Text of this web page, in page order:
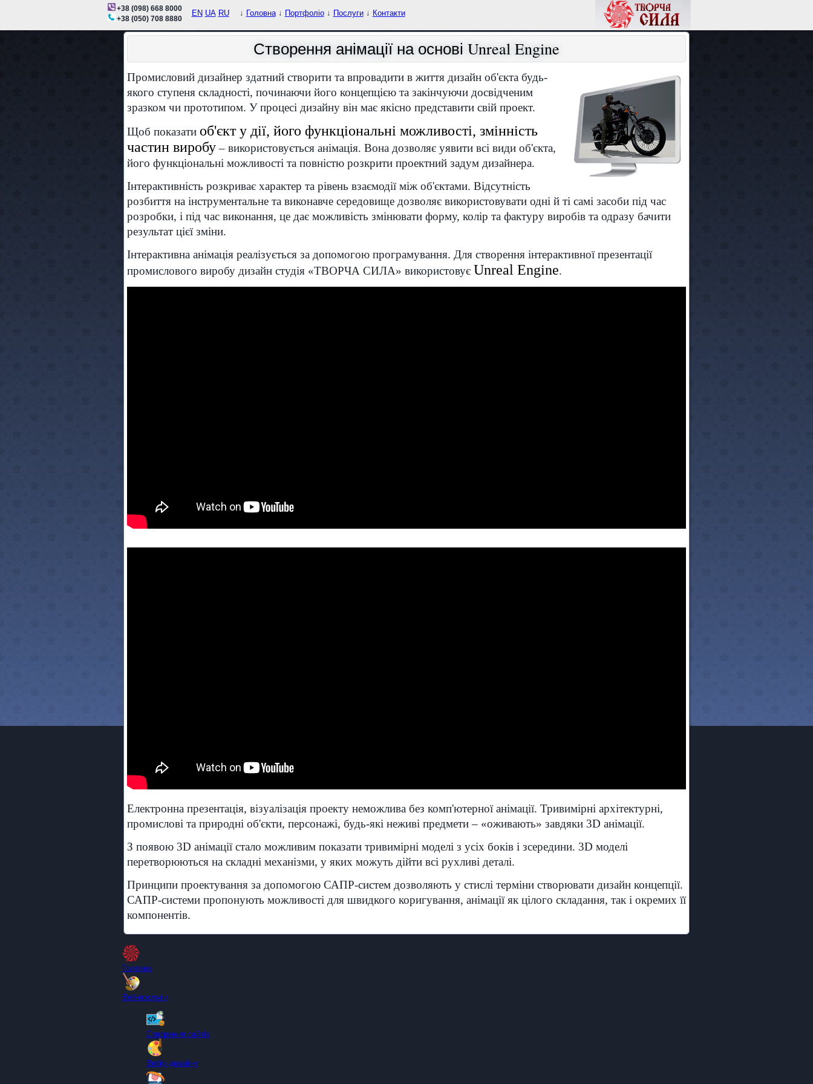
+38 (098) 668 8000
+38 (050) 708 8880
EN UA RU ↓ Головна↓ Портфоліо↓ Послуги↓ Контакти
Створення анімації на основі Unreal Engine
Промисловий дизайнер здатний створити та впровадити в життя дизайн об'єкта будь-
якого ступеня складності, починаючи його концепцією та закінчуючи досвідченим
зразком чи прототипом. У процесі дизайну він має якісно представити свій проект.
Щоб показати об'єкт у дії, його функціональні можливості, змінність
частин виробу– використовується анімація. Вона дозволяє уявити всі види об'єкта,
його функціональні можливості та повністю розкрити проектний задум дизайнера.
Інтерактивність розкриває характер та рівень взаємодії між об'єктами. Відсутність
розбиття на інструментальне та виконавче середовище дозволяє використовувати одні й ті самі засоби під час
розробки, і під час виконання, це дає можливість змінювати форму, колір та фактуру виробів та одразу бачити
результат цієї зміни.
Інтерактивна анімація реалізується за допомогою програмування. Для створення інтерактивної презентації
промислового виробу дизайн студія «ТВОРЧА СИЛА» використовує Unreal Engine.
Електронна презентація, візуалізація проекту неможлива без комп'ютерної анімації. Тривимірні архітектурні,
промислові та природні об'єкти, персонажі, будь-які неживі предмети – «оживають» завдяки 3D анімації.
З появою 3D анімації стало можливим показати тривимірні моделі з усіх боків і зсередини. 3D моделі
перетворюються на складні механізми, у яких можуть дійти всі рухливі деталі.
Принципи проектування за допомогою САПР-систем дозволяють у стислі терміни створювати дизайн концепції.
САПР-системи пропонують можливості для швидкого коригування, анімації як цілого складання, так і окремих її
компонентів.
Головна
Веб-послуги
Створення сайтів
Вибір дизайну